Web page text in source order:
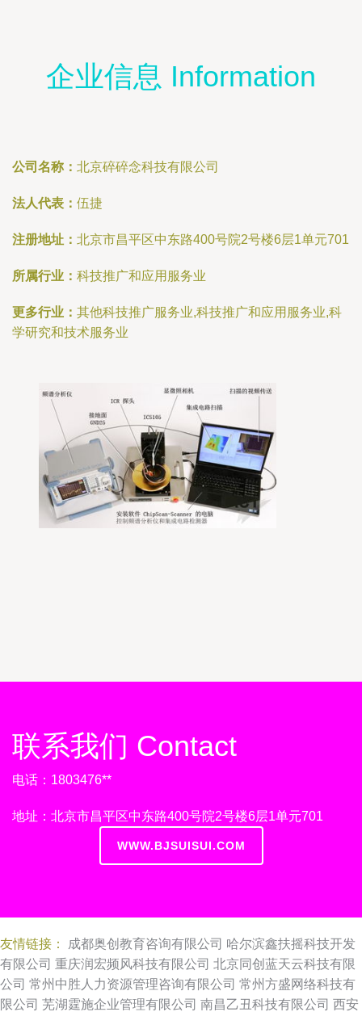
企业信息 Information
公司名称： 北京碎碎念科技有限公司
法人代表： 伍捷
注册地址： 北京市昌平区中东路400号院2号楼6层1单元701
所属行业： 科技推广和应用服务业
更多行业： 其他科技推广服务业,科技推广和应用服务业,科
学研究和技术服务业
联系我们 Contact
电话：1803476**
地址：北京市昌平区中东路400号院2号楼6层1单元701
WWW.BJSUISUI.COM
友情链接： 成都奥创教育咨询有限公司 哈尔滨鑫扶摇科技开发
有限公司 重庆润宏频风科技有限公司 北京同创蓝天云科技有限
公司 常州中胜人力资源管理咨询有限公司 常州方盛网络科技有
限公司 芜湖霆施企业管理有限公司 南昌乙丑科技有限公司 西安